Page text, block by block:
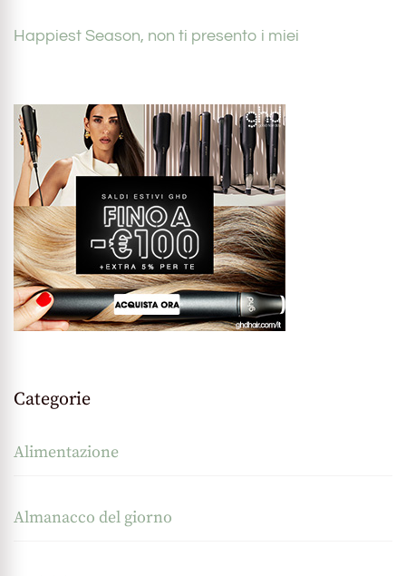
Happiest Season, non ti presento i miei
Categorie
Alimentazione
Almanacco del giorno